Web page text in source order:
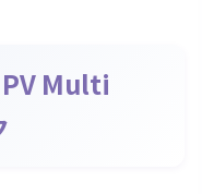
Multi